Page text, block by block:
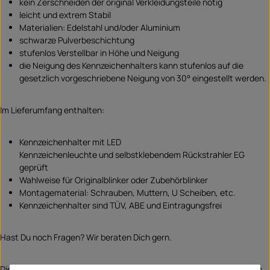
leicht und extrem Stabil
Materialien: Edelstahl und/oder Aluminium
schwarze Pulverbeschichtung
stufenlos Verstellbar in Höhe und Neigung
die Neigung des Kennzeichenhalters kann stufenlos auf die
gesetzlich vorgeschriebene Neigung von 30° eingestellt werden.
Im Lieferumfang enthalten:
Kennzeichenhalter mit LED
Kennzeichenleuchte und selbstklebendem Rückstrahler EG
geprüft
Wahlweise für Originalblinker oder Zubehörblinker
Montagematerial: Schrauben, Muttern, U Scheiben, etc.
Kennzeichenhalter sind TÜV, ABE und Eintragungsfrei
Hast Du noch Fragen? Wir beraten Dich gern.